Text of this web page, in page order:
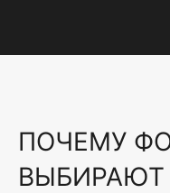
ПОЧЕМУ
ВЫБИРАЮТ